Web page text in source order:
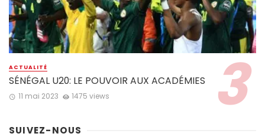
ACTUALITÉ
SÉNÉGAL U20: LE POUVOIR AUX ACADÉMIES
11 mai 2023 1475 views
SUIVEZ-NOUS